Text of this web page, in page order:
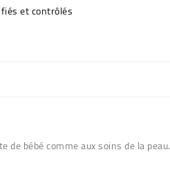
et contrôlés
bébé comme aux soins de la peau.